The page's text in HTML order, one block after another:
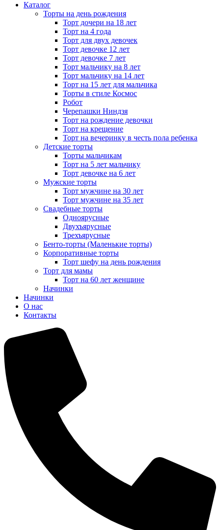
Каталог
Торты на день рождения
Торт дочери на 18 лет
Торт на 4 года
Торт для двух девочек
Торт девочке 12 лет
Торт девочке 7 лет
Торт мальчику на 8 лет
Торт мальчику на 14 лет
Торт на 15 лет для мальчика
Торты в стиле Космос
Робот
Черепашки Ниндзя
Торт на рождение девочки
Торт на крещение
Торт на вечеринку в честь пола ребенка
Детские торты
Торты мальчикам
Торт на 5 лет мальчику
Торт девочке на 6 лет
Мужские торты
Торт мужчине на 30 лет
Торт мужчине на 35 лет
Свадебные торты
Одноярусные
Двухъярусные
Трехъярусные
Бенто-торты (Маленькие торты)
Корпоративные торты
Торт шефу на день рождения
Торт для мамы
Торт на 60 лет женщине
Начинки
Начинки
О нас
Контакты